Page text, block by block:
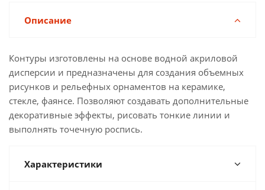
Описание
Контуры изготовлены на основе водной акриловой
дисперсии и предназначены для создания объемных
рисунков и рельефных орнаментов на керамике,
стекле, фаянсе. Позволяют создавать дополнительные
декоративные эффекты, рисовать тонкие линии и
выполнять точечную роспись.
Характеристики